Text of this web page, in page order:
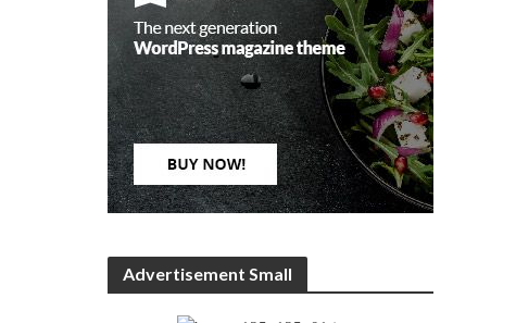
Advertisement Small